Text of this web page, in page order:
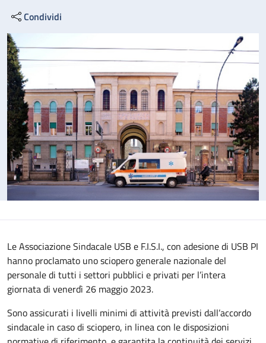
Condividi
Le Associazione Sindacale USB e F.I.S.I., con adesione di USB PI
hanno proclamato uno sciopero generale nazionale del
personale di tutti i settori pubblici e privati per l’intera
giornata di venerdì 26 maggio 2023.
Sono assicurati i livelli minimi di attività previsti dall’accordo
sindacale in caso di sciopero, in linea con le disposizioni